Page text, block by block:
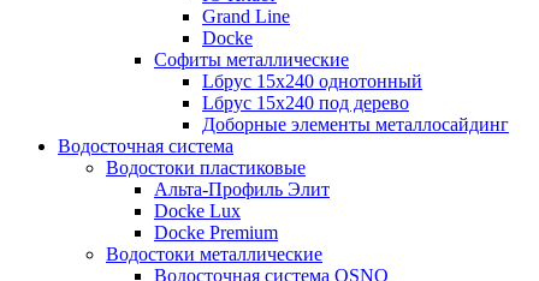
Grand Line
Docke
Софиты металлические
Lбрус 15x240 однотонный
Lбрус 15x240 под дерево
Доборные элементы металлосайдинг
Водосточная система
Водостоки пластиковые
Альта-Профиль Элит
Docke Lux
Docke Premium
Водостоки металлические
Водосточная система OSNO